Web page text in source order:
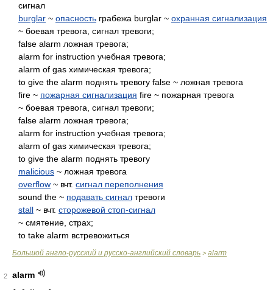
сигнал
burglar ~ опасность грабежа burglar ~ охранная сигнализация
~ боевая тревога, сигнал тревоги;
false alarm ложная тревога;
alarm for instruction учебная тревога;
alarm of gas химическая тревога;
to give the alarm поднять тревогу false ~ ложная тревога
fire ~ пожарная сигнализация fire ~ пожарная тревога
~ боевая тревога, сигнал тревоги;
false alarm ложная тревога;
alarm for instruction учебная тревога;
alarm of gas химическая тревога;
to give the alarm поднять тревогу
malicious ~ ложная тревога
overflow ~ вчт. сигнал переполнения
sound the ~ подавать сигнал тревоги
stall ~ вчт. сторожевой стоп-сигнал
~ смятение, страх;
to take alarm встревожиться
Большой англо-русский и русско-английский словарь > alarm
2
alarm